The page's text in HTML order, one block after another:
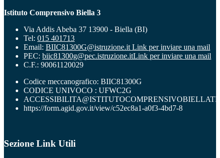
Istituto Comprensivo Biella 3
Via Addis Abeba 37 13900 - Biella (BI)
Tel: 015 401713
Email: BIIC81300G@istruzione.it Link per inviare una mail
PEC: biic81300g@pec.istruzione.itLink per inviare una mail
C.F.: 90061120029
Codice meccanografico: BIIC81300G
CODICE UNIVOCO : UFWC2G
https://form.agid.gov.it/view/c52ec8a1-a0f3-4bd7-8
Sezione Link Utili